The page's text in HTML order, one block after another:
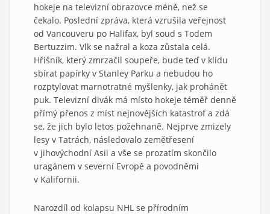
hokeje na televizní obrazovce méně, než se
čekalo. Poslední zpráva, která vzrušila veřejnost
od Vancouveru po Halifax, byl soud s Todem
Bertuzzim. Vlk se nažral a koza zůstala celá.
Hříšník, který zmrzačil soupeře, bude teď v klidu
sbírat papírky v Stanley Parku a nebudou ho
rozptylovat marnotratné myšlenky, jak prohánět
puk. Televizní divák má místo hokeje téměř denně
přímý přenos z míst nejnovějších katastrof a zdá
se, že jich bylo letos požehnaně. Nejprve zmizely
lesy v Tatrách, následovalo zemětřesení
v jihovýchodní Asii a vše se prozatím skončilo
uragánem v severní Evropě a povodněmi
v Kalifornii.
Narozdíl od kolapsu NHL se přírodním